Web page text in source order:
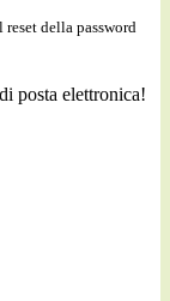
della password
posta elettronica!